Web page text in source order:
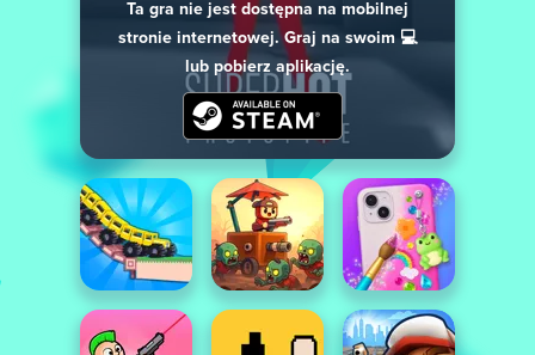
Ta gra nie jest dostępna na mobilnej
stronie internetowej. Graj na swoim 💻
lub pobierz aplikację.